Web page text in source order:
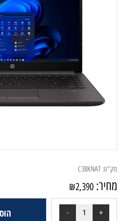
מק"ט: C38KNAT
מחיר: ₪2,390